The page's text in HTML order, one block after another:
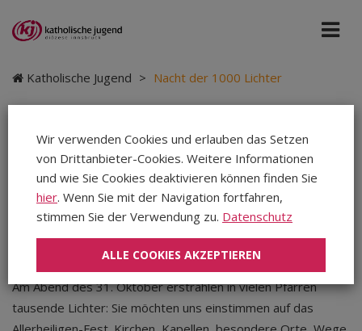
Katholische Jugend > Nacht der 1000 Lichter
Nacht der 1000 Lichter
| Teilen Teilen Teilen
Am Abend des 31. Oktober erstrahlen in vielen Pfarren
tausende Lichter: Sie möchten uns einstimmen auf das
Wir verwenden Cookies und erlauben das Setzen
von Drittanbieter-Cookies. Weitere Informationen
und wie Sie Cookies deaktivieren können finden Sie
hier. Wenn Sie mit der Navigation fortfahren,
stimmen Sie der Verwendung zu. Datenschutz
ALLE COOKIES AKZEPTIEREN